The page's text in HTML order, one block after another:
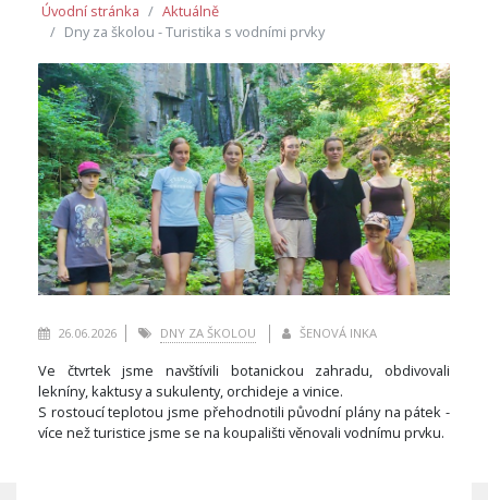
Úvodní stránka
Aktuálně
Dny za školou - Turistika s vodními prvky
26.06.2026 DNY ZA ŠKOLOU ŠENOVÁ INKA
Ve čtvrtek jsme navštívili botanickou zahradu, obdivovali
lekníny, kaktusy a sukulenty, orchideje a vinice.
S rostoucí teplotou jsme přehodnotili původní plány na pátek -
více než turistice jsme se na koupališti věnovali vodnímu prvku.